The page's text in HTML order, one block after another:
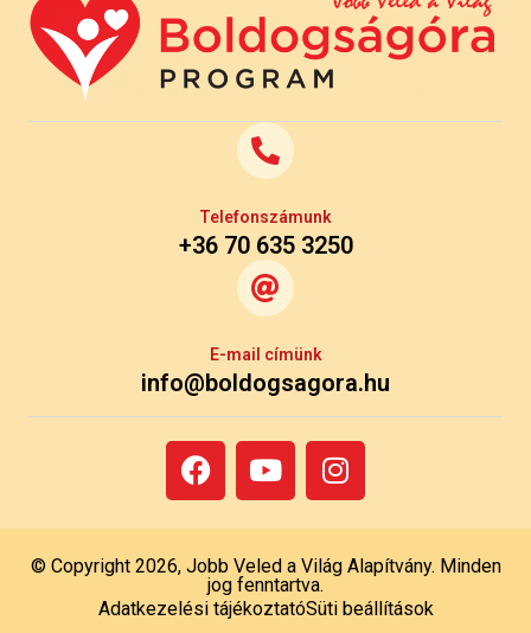
Telefonszámunk
+36 70 635 3250
E-mail címünk
info@boldogsagora.hu
© Copyright 2026, Jobb Veled a Világ Alapítvány. Minden
jog fenntartva.
Adatkezelési tájékoztatóSüti beállítások